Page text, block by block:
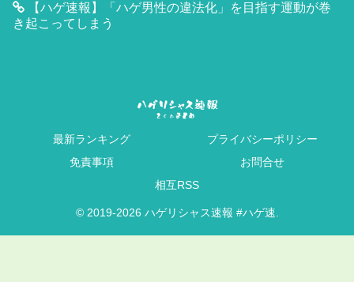
【ハゲ速報】「ハゲ男性の違法化」を目指す運動が巻
き起こってしまう
最新ランキング
プライバシーポリシー
免責事項
お問合せ
相互RSS
© 2019-2026 ハゲリシャス速報 #ハゲ速.